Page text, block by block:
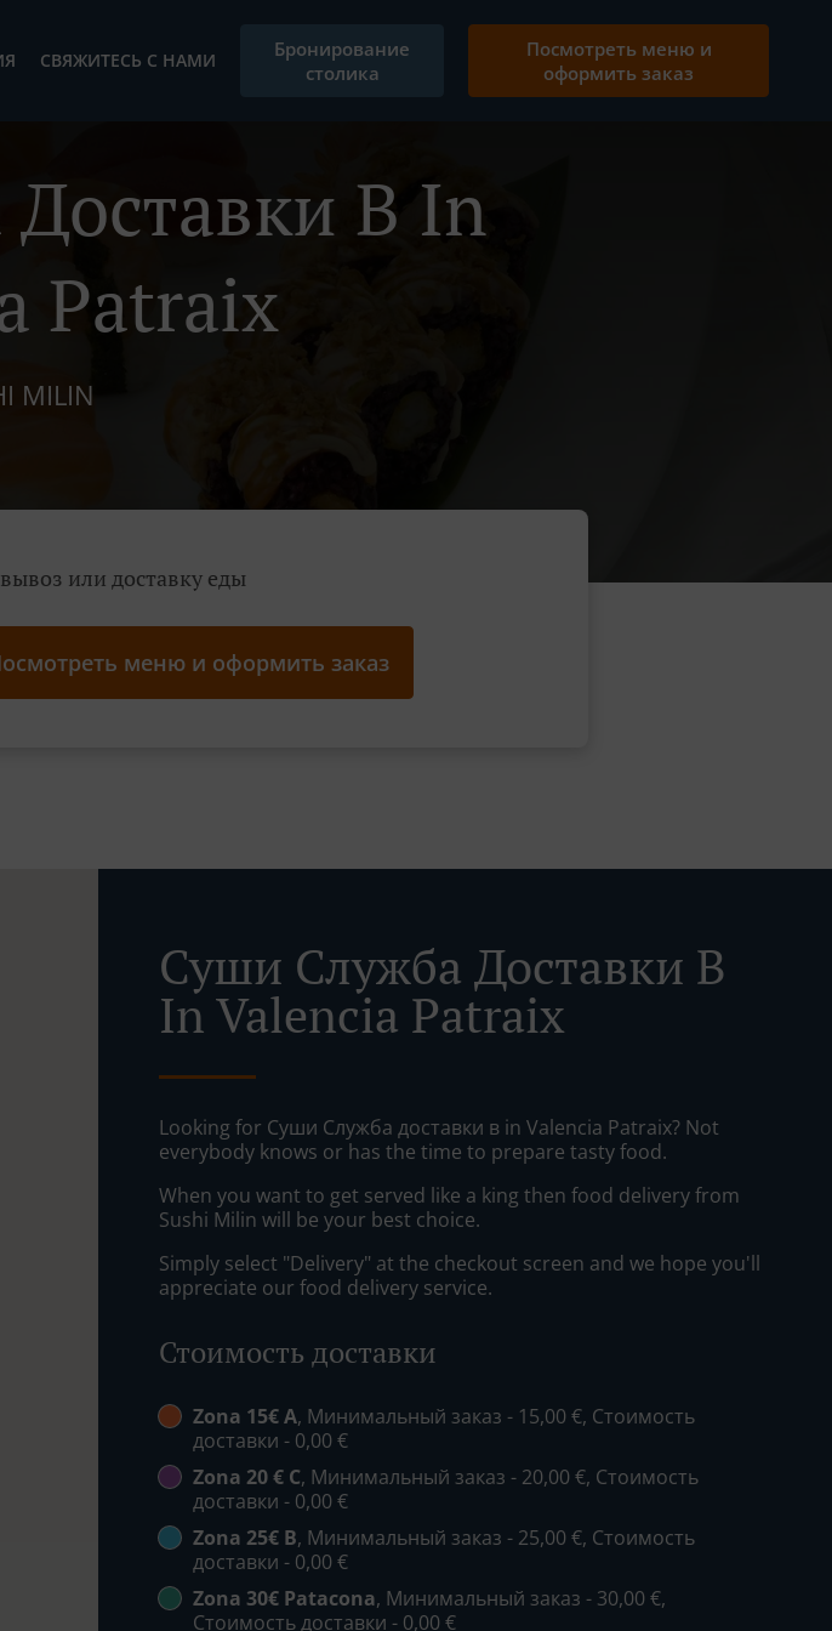
СВЯЖИТЕСЬ С НАМИ
Бронирование
столика
Посмотреть меню и
оформить заказ
В In
Patraix
MILIN
или доставку еды
меню и оформить заказ
Суши Служба Доставки В
In Valencia Patraix
Looking for Суши Служба доставки в in Valencia Patraix? Not
everybody knows or has the time to prepare tasty food.
When you want to get served like a king then food delivery from
Sushi Milin will be your best choice.
Simply select "Delivery" at the checkout screen and we hope you'll
appreciate our food delivery service.
Стоимость доставки
Zona 15€ A, Минимальный заказ - 15,00 €, Стоимость
доставки - 0,00 €
Zona 20 € C, Минимальный заказ - 20,00 €, Стоимость
доставки - 0,00 €
Zona 25€ B, Минимальный заказ - 25,00 €, Стоимость
доставки - 0,00 €
Zona 30€ Patacona, Минимальный заказ - 30,00 €,
Стоимость доставки - 0,00 €